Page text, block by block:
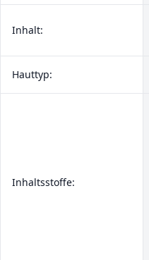
Inhalt:
Hauttyp:
Inhaltsstoffe: